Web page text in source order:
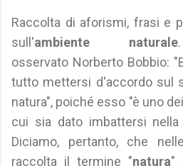
Raccolta di aforismi, frasi e
sull'ambiente naturale
osservato Norberto Bobbio:
tutto mettersi d'accordo sul
natura", poiché esso "è uno
cui sia dato imbattersi
Diciamo, pertanto, che
raccolta il termine "natura"